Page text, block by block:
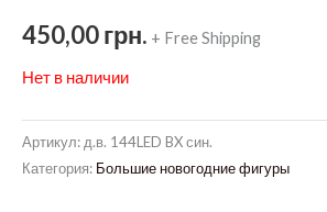
450,00грн. + Free Shipping
Нет в наличии
Артикул: д.в. 144LED BX син.
Категория: Большие новогодние фигуры